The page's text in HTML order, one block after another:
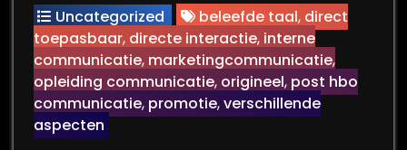
Uncategorized beleefde taal, direct
toepasbaar, directe interactie, interne
communicatie, marketingcommunicatie,
opleiding communicatie, origineel, post hbo
communicatie, promotie,verschillende
aspecten